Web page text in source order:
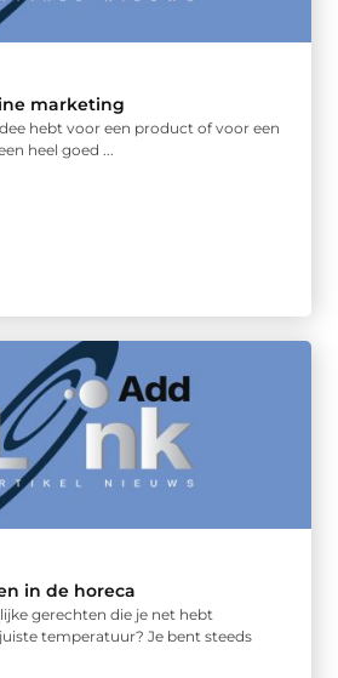
marketing
hebt voor een product of voor een
heel goed ...
in de horeca
gerechten die je net hebt
temperatuur? Je bent steeds